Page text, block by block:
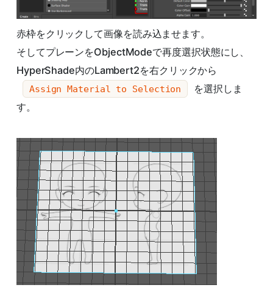
赤枠をクリックして画像を読み込ませます。
そしてプレーンをObjectModeで再度選択状態にし、
HyperShade内のLambert2を右クリックから
Assign Material to Selection
を選択しま
す。